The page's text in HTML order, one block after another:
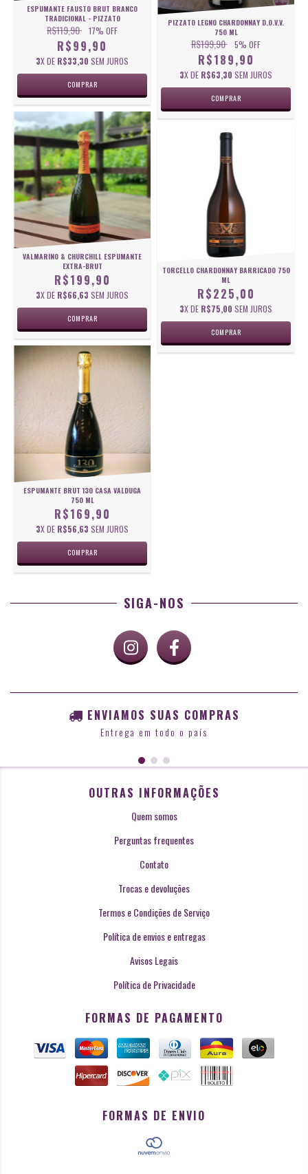
ESPUMANTE FAUSTO BRUT BRANCO
TRADICIONAL - PIZZATO
R$119,90 17% OFF
R$99,90
3X DE R$33,30 SEM JUROS
PIZZATO LEGNO CHARDONNAY D.O.V.V.
750 ML
R$199,90 5% OFF
R$189,90
3X DE R$63,30 SEM JUROS
VALMARINO & CHURCHILL ESPUMANTE
EXTRA-BRUT
R$199,90
3X DE R$66,63 SEM JUROS
TORCELLO CHARDONNAY BARRICADO 750
ML
R$225,00
3X DE R$75,00 SEM JUROS
ESPUMANTE BRUT 130 CASA VALDUGA
750 ML
R$169,90
3X DE R$56,63 SEM JUROS
SIGA-NOS
ENVIAMOS SUAS COMPRAS
Entrega em todo o país
OUTRAS INFORMAÇÕES
Quem somos
Perguntas frequentes
Contato
Trocas e devoluções
Termos e Condições de Serviço
Política de envios e entregas
Avisos Legais
Política de Privacidade
FORMAS DE PAGAMENTO
FORMAS DE ENVIO